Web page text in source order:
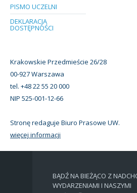
PISMO UCZELNI
DEKLARACJA
DOSTĘPNOŚCI
Krakowskie Przedmieście 26/28
00-927 Warszawa
tel. +48 22 55 20 000
NIP 525-001-12-66
Stronę redaguje Biuro Prasowe UW.
więcej informacji
BĄDŹ NA BIEŻĄCO Z
WYDARZENIAMI I NASZYMI